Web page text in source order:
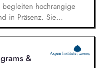
hochrangige
in Präsenz. Sie
in den Bereichen
wirtschaftliche
und politische
&